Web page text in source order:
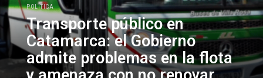
POLÍTICA
Transporte público en
Catamarca: el Gobierno
admite problemas en la flota